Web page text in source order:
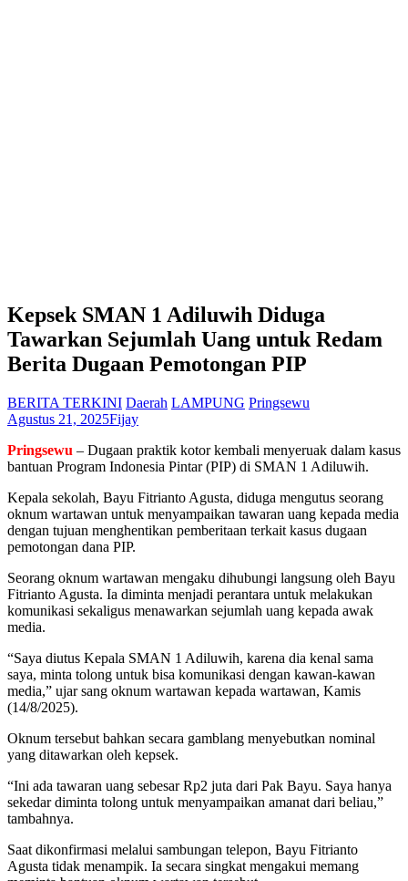
Kepsek SMAN 1 Adiluwih Diduga
Tawarkan Sejumlah Uang untuk Redam
Berita Dugaan Pemotongan PIP
BERITA TERKINI Daerah LAMPUNG Pringsewu
Agustus 21, 2025Fijay
Pringsewu – Dugaan praktik kotor kembali menyeruak dalam kasus
bantuan Program Indonesia Pintar (PIP) di SMAN 1 Adiluwih.
Kepala sekolah, Bayu Fitrianto Agusta, diduga mengutus seorang
oknum wartawan untuk menyampaikan tawaran uang kepada media
dengan tujuan menghentikan pemberitaan terkait kasus dugaan
pemotongan dana PIP.
Seorang oknum wartawan mengaku dihubungi langsung oleh Bayu
Fitrianto Agusta. Ia diminta menjadi perantara untuk melakukan
komunikasi sekaligus menawarkan sejumlah uang kepada awak
media.
“Saya diutus Kepala SMAN 1 Adiluwih, karena dia kenal sama
saya, minta tolong untuk bisa komunikasi dengan kawan-kawan
media,” ujar sang oknum wartawan kepada wartawan, Kamis
(14/8/2025).
Oknum tersebut bahkan secara gamblang menyebutkan nominal
yang ditawarkan oleh kepsek.
“Ini ada tawaran uang sebesar Rp2 juta dari Pak Bayu. Saya hanya
sekedar diminta tolong untuk menyampaikan amanat dari beliau,”
tambahnya.
Saat dikonfirmasi melalui sambungan telepon, Bayu Fitrianto
Agusta tidak menampik. Ia secara singkat mengakui memang